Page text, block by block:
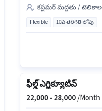
కస్టమర్ మద్దతు /
Flexible 10వ తరగతి లోపు
ఫీల్డ్ ఎగ్జిక్యూటివ్
22,000 - 28,000/Month